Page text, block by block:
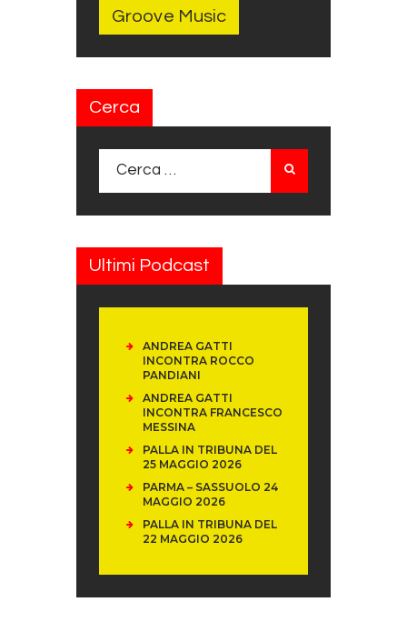
Groove Music
Cerca
Ricerca per:
Ultimi Podcast
ANDREA GATTI
INCONTRA ROCCO
PANDIANI
ANDREA GATTI
INCONTRA FRANCESCO
MESSINA
PALLA IN TRIBUNA DEL
25 MAGGIO 2026
PARMA – SASSUOLO 24
MAGGIO 2026
PALLA IN TRIBUNA DEL
22 MAGGIO 2026